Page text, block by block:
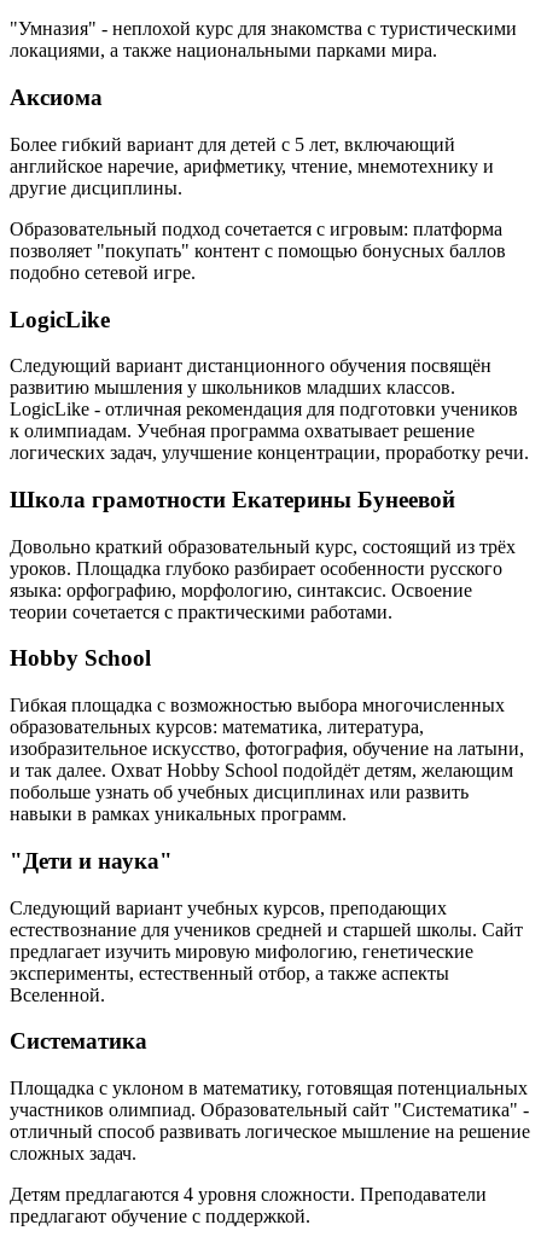
"Умназия" - неплохой курс для знакомства с туристическими
локациями, а также национальными парками мира.
Аксиома
Более гибкий вариант для детей с 5 лет, включающий
английское наречие, арифметику, чтение, мнемотехнику и
другие дисциплины.
Образовательный подход сочетается с игровым: платформа
позволяет "покупать" контент с помощью бонусных баллов
подобно сетевой игре.
LogicLike
Следующий вариант дистанционного обучения посвящён
развитию мышления у школьников младших классов.
LogicLike - отличная рекомендация для подготовки учеников
к олимпиадам. Учебная программа охватывает решение
логических задач, улучшение концентрации, проработку речи.
Школа грамотности Екатерины Бунеевой
Довольно краткий образовательный курс, состоящий из трёх
уроков. Площадка глубоко разбирает особенности русского
языка: орфографию, морфологию, синтаксис. Освоение
теории сочетается с практическими работами.
Hobby School
Гибкая площадка с возможностью выбора многочисленных
образовательных курсов: математика, литература,
изобразительное искусство, фотография, обучение на латыни,
и так далее. Охват Hobby School подойдёт детям, желающим
побольше узнать об учебных дисциплинах или развить
навыки в рамках уникальных программ.
"Дети и наука"
Следующий вариант учебных курсов, преподающих
естествознание для учеников средней и старшей школы. Сайт
предлагает изучить мировую мифологию, генетические
эксперименты, естественный отбор, а также аспекты
Вселенной.
Систематика
Площадка с уклоном в математику, готовящая потенциальных
участников олимпиад. Образовательный сайт "Систематика" -
отличный способ развивать логическое мышление на решение
сложных задач.
Детям предлагаются 4 уровня сложности. Преподаватели
предлагают обучение с поддержкой.